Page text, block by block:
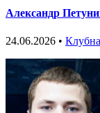
Александр
24.06.2026 •